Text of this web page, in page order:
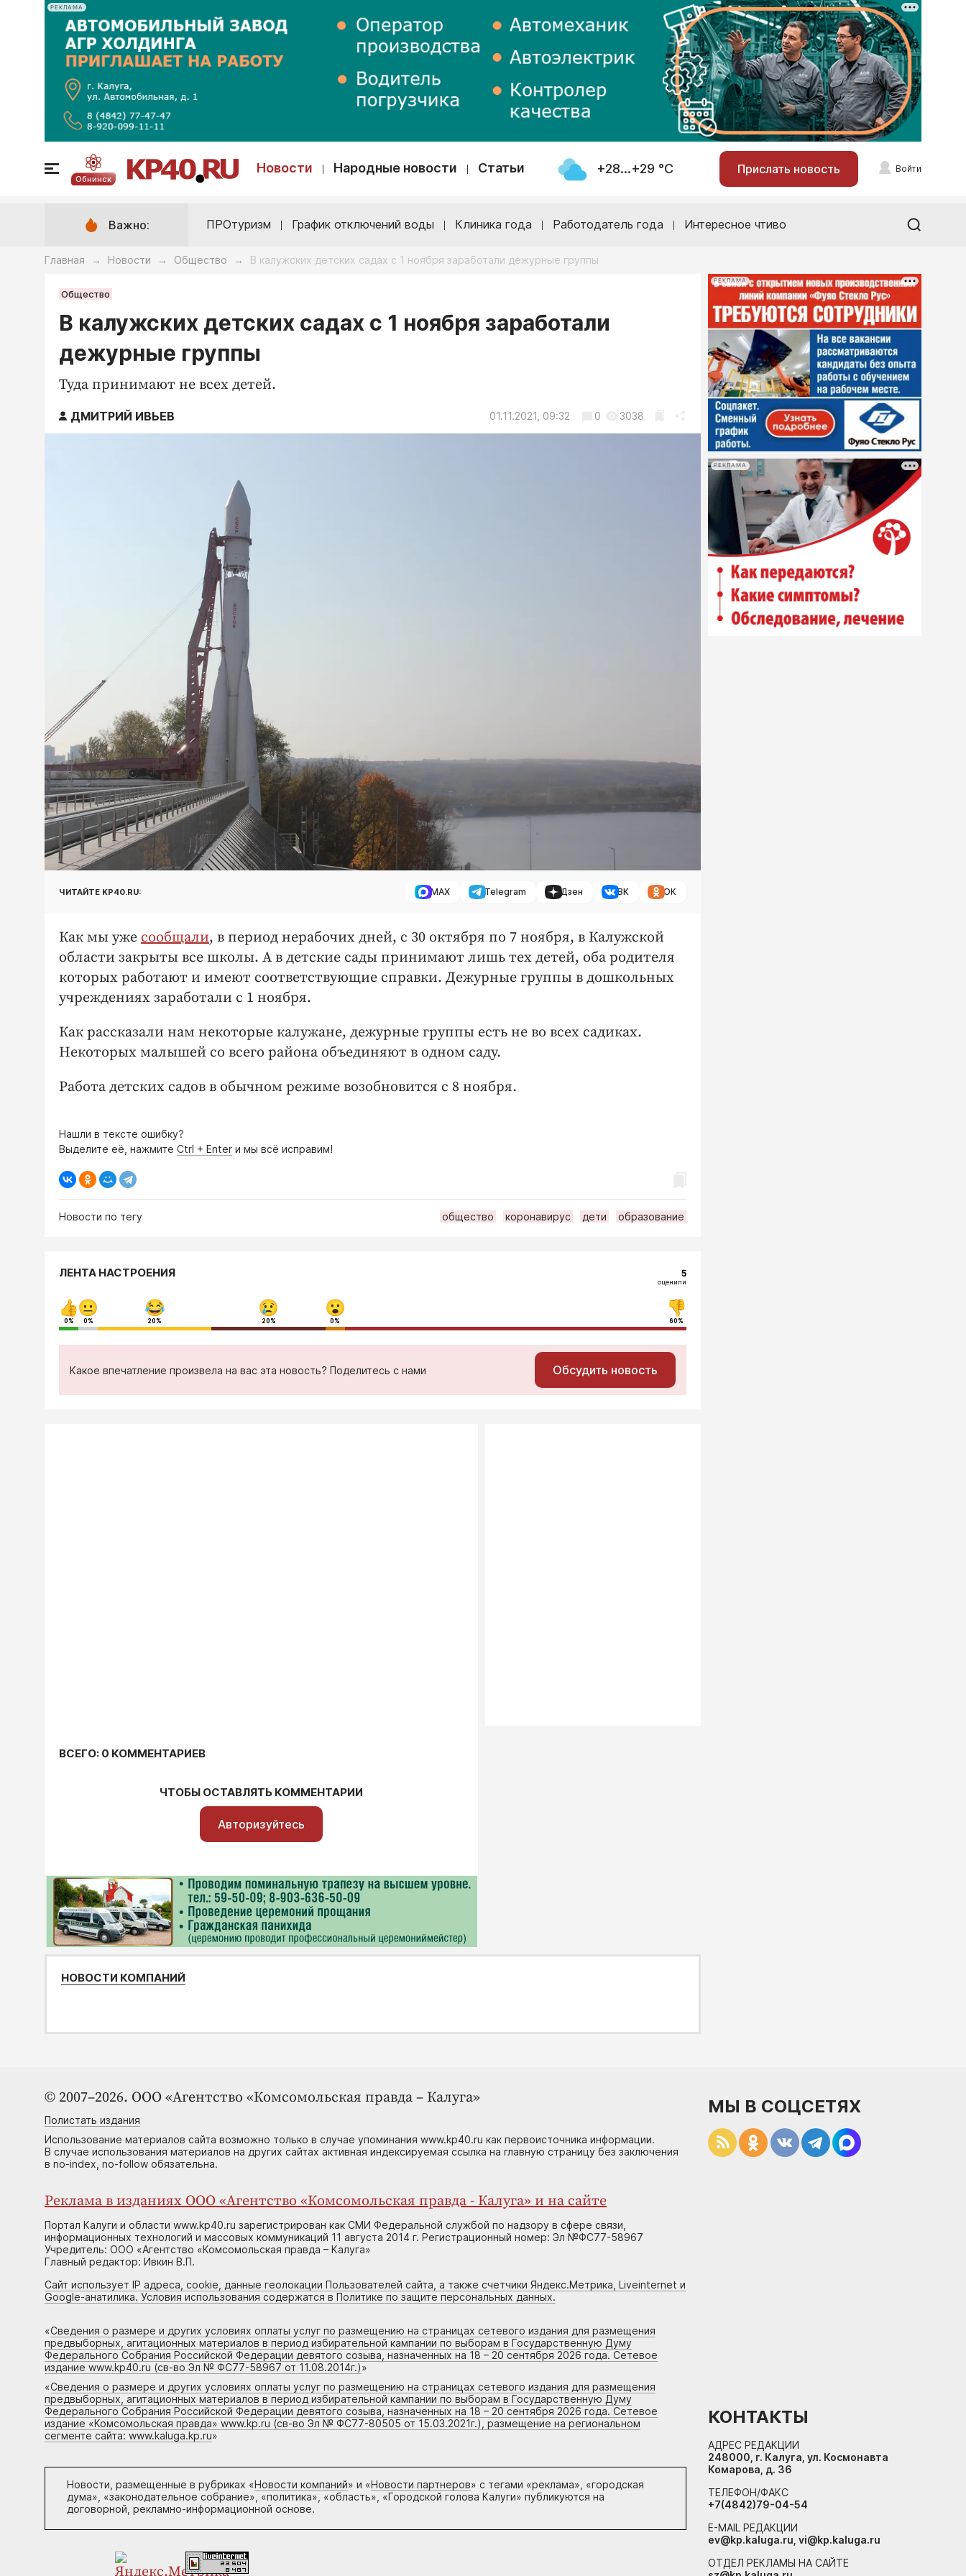
РЕКЛАМА
Обнинск
Новости Народные новости Статьи +28...+29 °С Прислать новость Войти
Важно: ПРОтуризм График отключений воды Клиника года Работодатель года Интересное чтиво
Главная → Новости → Общество → В калужских детских садах с 1 ноября заработали дежурные группы
Общество
В калужских детских садах с 1 ноября заработали
дежурные группы
Туда принимают не всех детей.
ДМИТРИЙ ИВЬЕВ 01.11.2021, 09:32 0 3038
ЧИТАЙТЕ KP40.RU: MAX Telegram Дзен ВК ОК
Как мы уже сообщали, в период нерабочих дней, с 30 октября по 7 ноября, в Калужской
области закрыты все школы. А в детские сады принимают лишь тех детей, оба родителя
которых работают и имеют соответствующие справки. Дежурные группы в дошкольных
учреждениях заработали с 1 ноября.
Как рассказали нам некоторые калужане, дежурные группы есть не во всех садиках.
Некоторых малышей со всего района объединяют в одном саду.
Работа детских садов в обычном режиме возобновится с 8 ноября.
Нашли в тексте ошибку?
Выделите её, нажмите Ctrl + Enter и мы всё исправим!
Новости по тегу общество коронавирус дети образование
РЕКЛАМА
РЕКЛАМА
ЛЕНТА НАСТРОЕНИЯ 5
оценили
0% 0% 20% 20% 0% 60%
Какое впечатление произвела на вас эта новость? Поделитесь с нами Обсудить новость
ВСЕГО: 0 КОММЕНТАРИЕВ
ЧТОБЫ ОСТАВЛЯТЬ КОММЕНТАРИИ
Авторизуйтесь
НОВОСТИ КОМПАНИЙ
© 2007–2026. ООО «Агентство «Комсомольская правда – Калуга»
Полистать издания
Использование материалов сайта возможно только в случае упоминания www.kp40.ru как первоисточника информации.
В случае использования материалов на других сайтах активная индексируемая ссылка на главную страницу без заключения
в no-index, no-follow обязательна.
Реклама в изданиях ООО «Агентство «Комсомольская правда - Калуга» и на сайте
Портал Калуги и области www.kp40.ru зарегистрирован как СМИ Федеральной службой по надзору в сфере связи,
информационных технологий и массовых коммуникаций 11 августа 2014 г. Регистрационный номер: Эл №ФС77-58967
Учредитель: ООО «Агентство «Комсомольская правда – Калуга»
Главный редактор: Ивкин В.П.
Сайт использует IP адреса, cookie, данные геолокации Пользователей сайта, а также счетчики Яндекс.Метрика, Liveinternet и
Google-анатилика. Условия использования содержатся в Политике по защите персональных данных.
«Сведения о размере и других условиях оплаты услуг по размещению на страницах сетевого издания для размещения
предвыборных, агитационных материалов в период избирательной кампании по выборам в Государственную Думу
Федерального Собрания Российской Федерации девятого созыва, назначенных на 18 – 20 сентября 2026 года. Сетевое
издание www.kp40.ru (св-во Эл № ФС77-58967 от 11.08.2014г.)»
«Сведения о размере и других условиях оплаты услуг по размещению на страницах сетевого издания для размещения
предвыборных, агитационных материалов в период избирательной кампании по выборам в Государственную Думу
Федерального Собрания Российской Федерации девятого созыва, назначенных на 18 – 20 сентября 2026 года. Сетевое
издание «Комсомольская правда» www.kp.ru (св-во Эл № ФС77-80505 от 15.03.2021г.), размещение на региональном
сегменте сайта: www.kaluga.kp.ru»
Новости, размещенные в рубриках «Новости компаний» и «Новости партнеров» с тегами «реклама», «городская
дума», «законодательное собрание», «политика», «область», «Городской голова Калуги» публикуются на
договорной, рекламно-информационной основе.
МЫ В СОЦСЕТЯХ
КОНТАКТЫ
АДРЕС РЕДАКЦИИ
248000, г. Калуга, ул. Космонавта
Комарова, д. 36
ТЕЛЕФОН/ФАКС
+7(4842)79-04-54
E-MAIL РЕДАКЦИИ
ev@kp.kaluga.ru, vi@kp.kaluga.ru
ОТДЕЛ РЕКЛАМЫ НА САЙТЕ